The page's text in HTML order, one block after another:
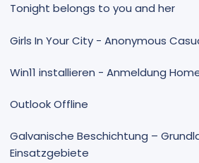
Tonight belongs to you and her
Girls In Your City - Anonymous
Win11 installieren - Anmeldung
Outlook Offline
Galvanische Beschichtung –
Einsatzgebiete